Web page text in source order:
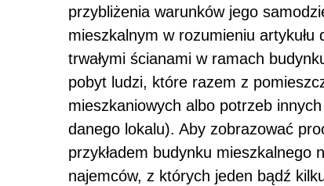
przybliżenia warunków jego
mieszkalnym w rozumieniu
trwałymi ścianami w ramach
pobyt ludzi, które razem z
mieszkaniowych albo potrzeb
danego lokalu). Aby zobrazować
przykładem budynku mieszkalnego
najemców, z których jeden bądź